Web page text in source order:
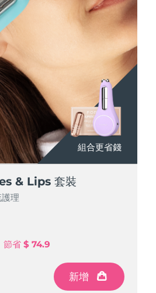
組合更省錢
& Lips 套裝
理
節省 $ 74.9
新增
組合更省錢
& Lips 套裝
理
節省 $ 74.9
新增
預計送達日期
預計送達日期8/13/26
8/12/26
預計送達日期 8/13/26
預計送達日期8/17/26
預計送達日期8/18/26